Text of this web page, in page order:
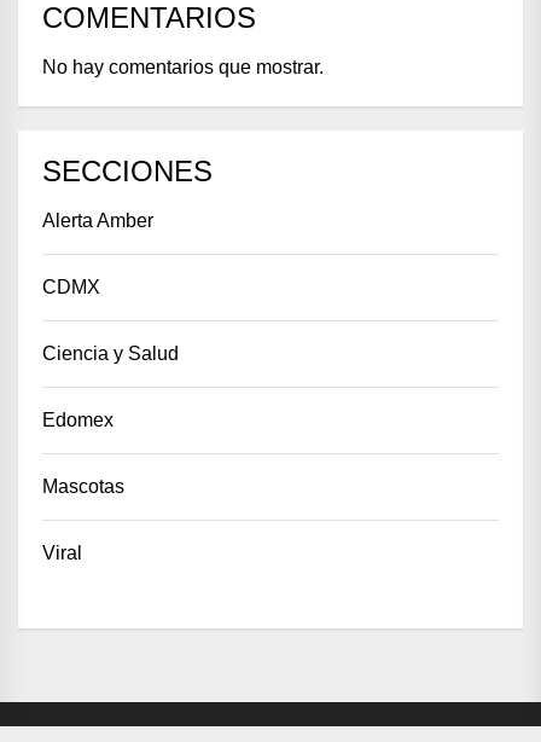
COMENTARIOS
No hay comentarios que mostrar.
SECCIONES
Alerta Amber
CDMX
Ciencia y Salud
Edomex
Mascotas
Viral